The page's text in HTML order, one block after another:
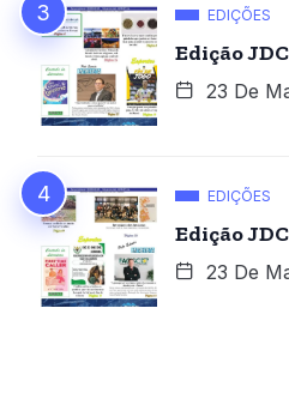
EDIÇÕES
Edição
23 De
EDIÇÕES
Edição
23 De